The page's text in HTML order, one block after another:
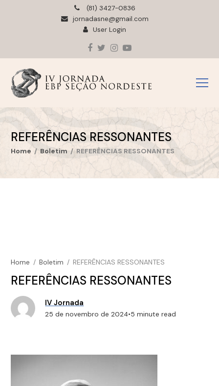
(81) 3427-0836
jornadasne@gmail.com
User Login
Facebook
Twitter
Instagram
YouTube
REFERÊNCIAS RESSONANTES
Home / Boletim / REFERÊNCIAS RESSONANTES
Home / Boletim / REFERÊNCIAS RESSONANTES
REFERÊNCIAS RESSONANTES
IV Jornada
25 de novembro de 2024•5 minute read